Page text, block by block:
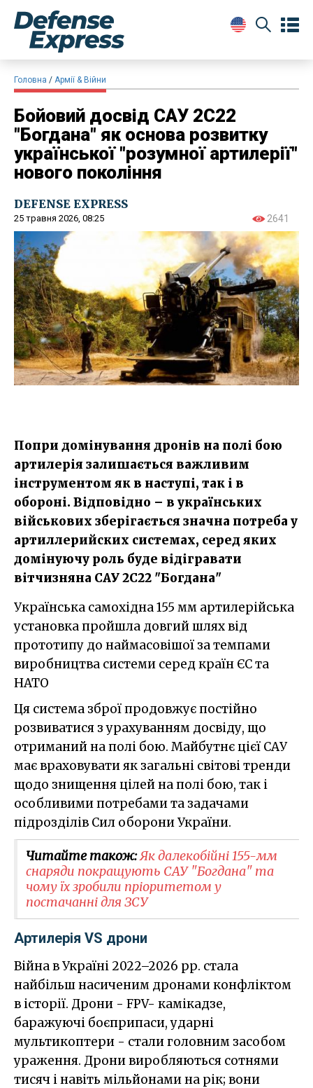
Головна Армії & Війни
Бойовий досвід САУ 2С22
"Богдана" як основа розвитку
української "розумної артилерії"
нового покоління
DEFENSE EXPRESS
25 травня 2026, 08:25 2641
Попри домінування дронів на полі бою
артилерія залишається важливим
інструментом як в наступі, так і в
обороні. Відповідно – в українських
військових зберігається значна потреба у
артиллерийских системах, серед яких
домінуючу роль буде відігравати
вітчизняна САУ 2С22 "Богдана"
Українська самохідна 155 мм артилерійська
установка пройшла довгий шлях від
прототипу до наймасовішої за темпами
виробництва системи серед країн ЄС та
НАТО
Ця система зброї продовжує постійно
розвиватися з урахуванням досвіду, що
отриманий на полі бою. Майбутнє цієї САУ
має враховувати як загальні світові тренди
щодо знищення цілей на полі бою, так і
особливими потребами та задачами
підрозділів Сил оборони України.
Читайте також:Як далекобійні 155-мм
снаряди покращують САУ "Богдана" та
чому їх зробили пріоритетом у
постачанні для ЗСУ
Артилерія VS дрони
Війна в Україні 2022–2026 рр. стала
найбільш насиченим дронами конфліктом
в історії. Дрони - FPV- камікадзе,
баражуючі боєприпаси, ударні
мультикоптери - стали головним засобом
ураження. Дрони виробляються сотнями
тисяч і навіть мільйонами на рік; вони